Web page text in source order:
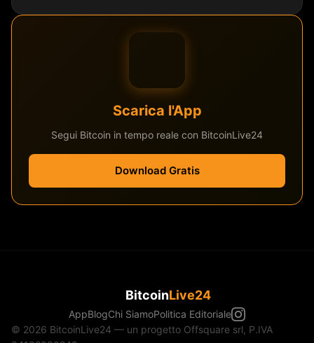
Scarica l'App
Segui Bitcoin in tempo reale con BitcoinLive24
Download Gratis
BitcoinLive24
AppBlogChi SiamoPolitica Editoriale
© 2026 BitcoinLive24 — un progetto Offsquare srl, P.IVA